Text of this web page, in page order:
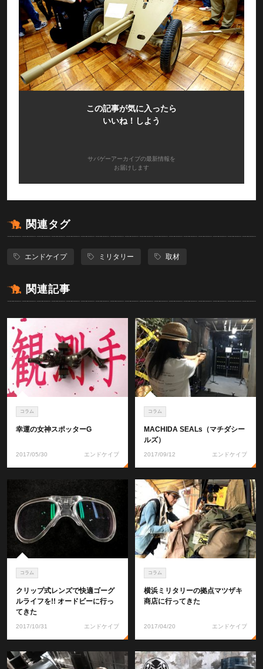
この記事が気に入ったら
いいね！しよう
サバゲーアーカイブの最新情報を
お届けします
関連タグ
エンドケイプ ミリタリー 取材
関連記事
コラム
幸運の女神スポッターG
2017/05/30 エンドケイプ
コラム
MACHIDA SEALs（マチダシー
ルズ）
2017/09/12 エンドケイプ
コラム
クリップ式レンズで快適ゴーグ
ルライフを!! オードビーに行っ
てきた
2017/10/31 エンドケイプ
コラム
横浜ミリタリーの拠点マツザキ
商店に行ってきた
2017/04/20 エンドケイプ